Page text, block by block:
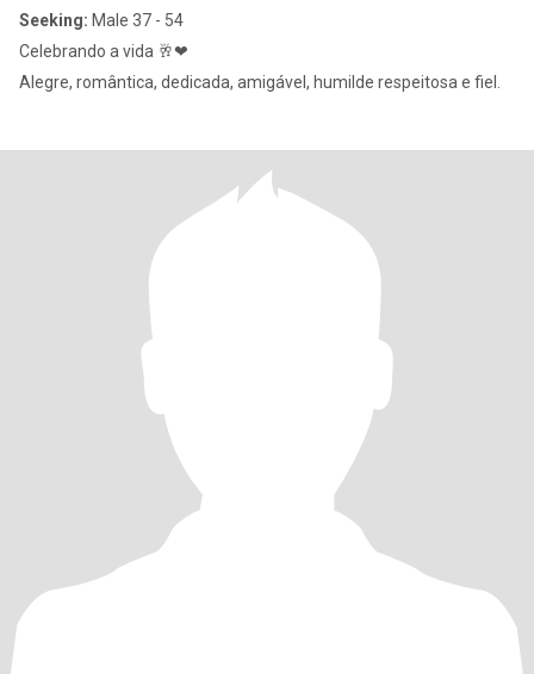
Seeking: Male 37 - 54
Celebrando a vida 🥂❤
Alegre, romântica, dedicada, amigável, humilde respeitosa e fiel.